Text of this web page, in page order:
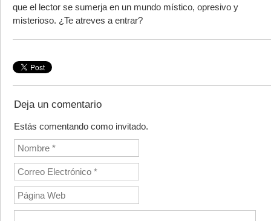
que el lector se sumerja en un mundo místico, opresivo y
misterioso. ¿Te atreves a entrar?
Deja un comentario
Estás comentando como invitado.